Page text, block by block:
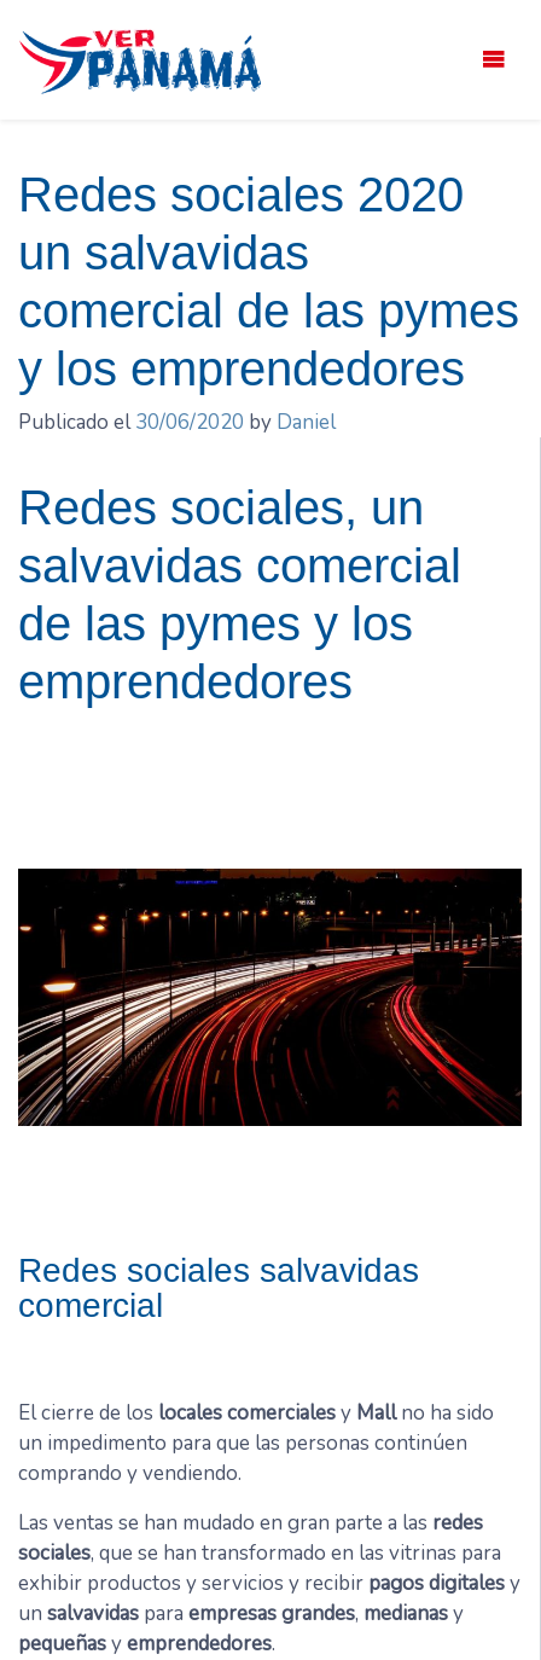
contenido
Redes sociales 2020
un salvavidas
comercial de las pymes
y los emprendedores
Publicado el30/06/2020 by Daniel
Redes sociales, un
salvavidas comercial
de las pymes y los
emprendedores
Redes sociales salvavidas
comercial
El cierre de los locales comercialesy Mallno ha sido
un impedimento para que las personas continúen
comprando y vendiendo.
Las ventas se han mudado en gran parte a las redes
sociales, que se han transformado en las vitrinas para
exhibir productos y servicios y recibir pagos digitalesy
un salvavidas para empresas grandes, medianasy
pequeñasyemprendedores.